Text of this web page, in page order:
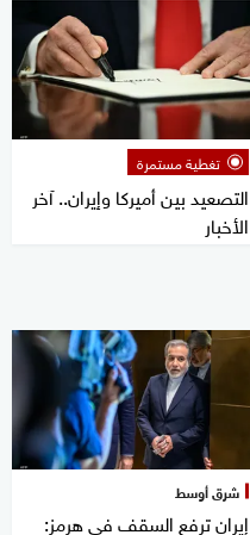
تغطية مستمرة
التصعيد بين أميركا وإيران.. آخر
الأخبار
شرق أوسط
إيران ترفع السقف في هرمز: